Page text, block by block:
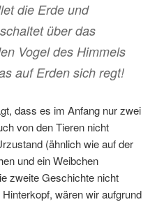
die Erde und
über das
Vogel des Himmels
auf Erden sich regt!
dass es im Anfang nur zwei
von den Tieren nicht
(ähnlich wie auf der
und ein Weibchen
zweite Geschichte nicht
wären wir aufgrund